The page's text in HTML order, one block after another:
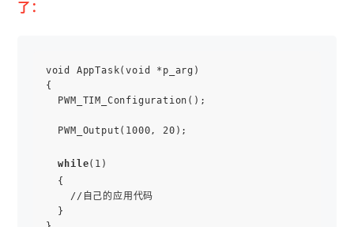
了：
void AppTask(void *p_arg)
{
PWM_TIM_Configuration();
PWM_Output(1000, 20);
while(1)
{
//自己的应用代码
}